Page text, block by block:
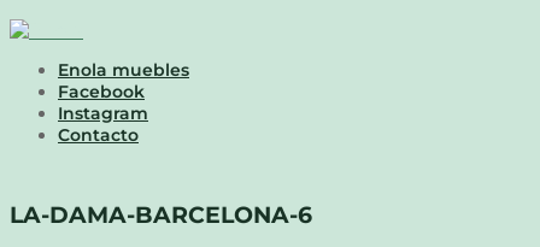
Enola muebles
Facebook
Instagram
Contacto
LA-DAMA-BARCELONA-6